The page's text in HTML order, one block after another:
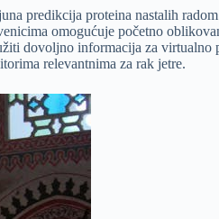
predikcija proteina nastalih radom
omogućuje početno
dovoljno informacija za
relevantnima za rak jetre.